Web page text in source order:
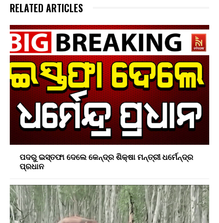
RELATED ARTICLES
ପଦରୁ ଇସ୍ତଫା ଦେଲେ କେନ୍ଦ୍ର ଶିକ୍ଷା ମନ୍ତ୍ରୀ ଧର୍ମେନ୍ଦ୍ର
ପ୍ରଧାନ